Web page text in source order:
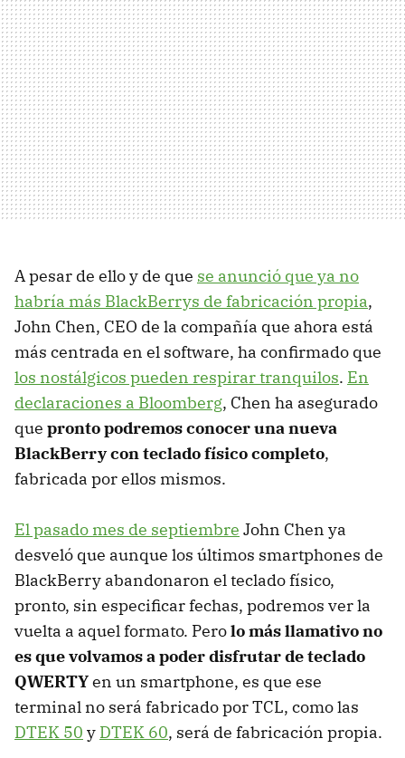
A pesar de ello y de que se anunció que ya no
habría más BlackBerrys de fabricación propia,
John Chen, CEO de la compañía que ahora está
más centrada en el software, ha confirmado que
los nostálgicos pueden respirar tranquilos. En
declaraciones a Bloomberg, Chen ha asegurado
que pronto podremos conocer una nueva
BlackBerry con teclado físico completo,
fabricada por ellos mismos.
El pasado mes de septiembre John Chen ya
desveló que aunque los últimos smartphones de
BlackBerry abandonaron el teclado físico,
pronto, sin especificar fechas, podremos ver la
vuelta a aquel formato. Perolo más llamativo no
es que volvamos a poder disfrutar de teclado
QWERTYen un smartphone, es que ese
terminal no será fabricado por TCL, como las
DTEK 50 y DTEK 60, será de fabricación propia.